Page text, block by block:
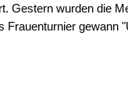
Gestern wurden die
Frauenturnier gewann